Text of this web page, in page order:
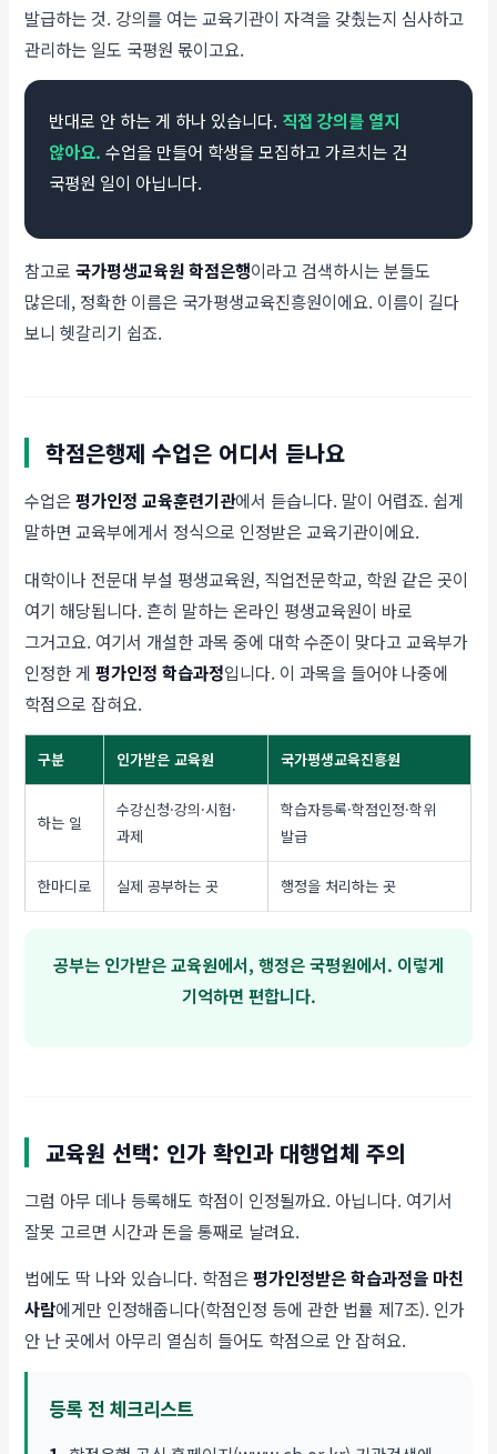
발급하는 것. 강의를 여는 교육기관이 자격을 갖췄는지 심사하고
관리하는 일도 국평원 몫이고요.
반대로 안 하는 게 하나 있습니다. 직접 강의를 열지
않아요. 수업을 만들어 학생을 모집하고 가르치는 건
국평원 일이 아닙니다.
참고로국가평생교육원 학점은행이라고 검색하시는 분들도
많은데, 정확한 이름은 국가평생교육진흥원이에요. 이름이 길다
보니 헷갈리기 쉽죠.
학점은행제 수업은 어디서 듣나요
수업은평가인정 교육훈련기관에서 듣습니다. 말이 어렵죠. 쉽게
말하면 교육부에게서 정식으로 인정받은 교육기관이에요.
대학이나 전문대 부설 평생교육원, 직업전문학교, 학원 같은 곳이
여기 해당됩니다. 흔히 말하는 온라인 평생교육원이 바로
그거고요. 여기서 개설한 과목 중에 대학 수준이 맞다고 교육부가
인정한 게평가인정 학습과정입니다. 이 과목을 들어야 나중에
학점으로 잡혀요.
구분 인가받은 교육원 국가평생교육진흥원
하는 일
수강신청·강의·시험·
과제
학습자등록·학점인정·학위
발급
한마디로 실제 공부하는 곳 행정을 처리하는 곳
공부는 인가받은 교육원에서, 행정은 국평원에서. 이렇게
기억하면 편합니다.
교육원 선택: 인가 확인과 대행업체 주의
그럼 아무 데나 등록해도 학점이 인정될까요. 아닙니다. 여기서
잘못 고르면 시간과 돈을 통째로 날려요.
법에도 딱 나와 있습니다. 학점은평가인정받은 학습과정을 마친
사람에게만 인정해줍니다(학점인정 등에 관한 법률 제7조). 인가
안 난 곳에서 아무리 열심히 들어도 학점으로 안 잡혀요.
등록 전 체크리스트